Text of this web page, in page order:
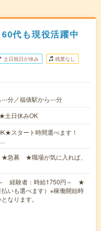
代も現役活躍中
土日祝日が休み 残業なし
分／福俵駅から---分
土日休みOK
スタート時間選べます！
急募 ★職場が気に入れば、
経験者：時給1750円～ ★
いも選べます）※稼働開始時
なります。